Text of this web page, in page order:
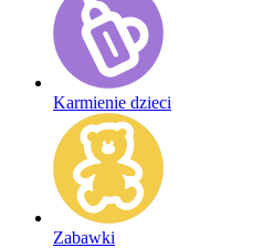
Karmienie dzieci
Zabawki